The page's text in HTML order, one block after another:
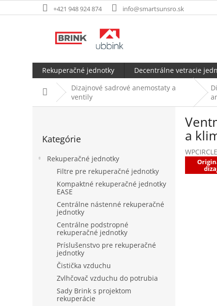
na
+421 948 924 874 info@smartsunsro.sk
Rekuperačné jednotky Decentrálne vetracie
DomovDizajnové sadrové anemostaty a
ventily
kategórie
Kategórie
Rekuperačné jednotky
Filtre pre rekuperačné jednotky
Kompaktné rekuperačné jednotky
EASE
Centrálne nástenné rekuperačné
jednotky
Centrálne podstropné
rekuperačné jednotky
Príslušenstvo pre rekuperačné
jednotky
Čistička vzduchu
Zvlhčovač vzduchu do potrubia
Sady Brink s projektom
rekuperácie
a